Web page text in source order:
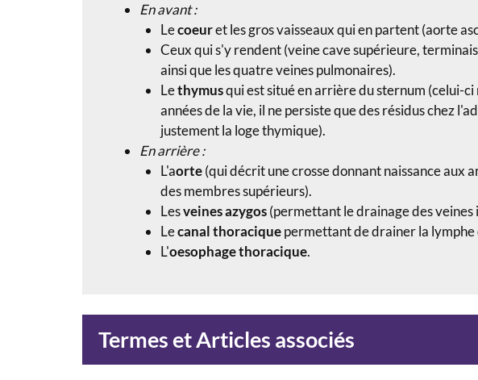
En avant :
Lecoeuret les gros vaisseaux qui en partent (aorte
Ceux qui s'y rendent (veine cave supérieure,
ainsi que les quatre veines pulmonaires).
Lethymusqui est situé en arrière du sternum (celui-ci
années de la vie, il ne persiste que des résidus chez
justement la loge thymique).
En arrière :
L'aorte(qui décrit une crosse donnant naissance aux
des membres supérieurs).
Lesveines azygos(permettant le drainage des veines
Lecanal thoraciquepermettant de drainer la lymphe
L'oesophage thoracique.
Termes et Articles associés